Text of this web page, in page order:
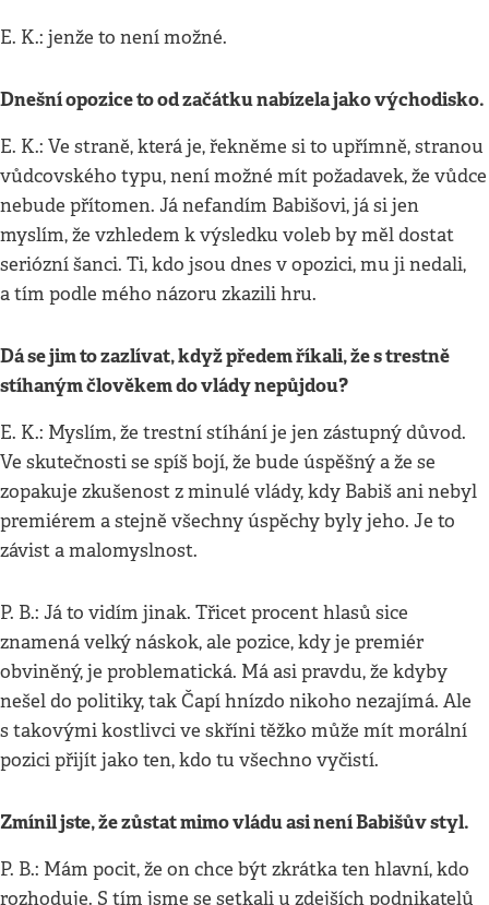
E. K.: jenže to není možné.
Dnešní opozice to od začátku nabízela jako východisko.
E. K.: Ve straně, která je, řekněme si to upřímně, stranou
vůdcovského typu, není možné mít požadavek, že vůdce
nebude přítomen. Já nefandím Babišovi, já si jen
myslím, že vzhledem k výsledku voleb by měl dostat
seriózní šanci. Ti, kdo jsou dnes v opozici, mu ji nedali,
a tím podle mého názoru zkazili hru.
Dá se jim to zazlívat, když předem říkali, že s trestně
stíhaným člověkem do vlády nepůjdou?
E. K.: Myslím, že trestní stíhání je jen zástupný důvod.
Ve skutečnosti se spíš bojí, že bude úspěšný a že se
zopakuje zkušenost z minulé vlády, kdy Babiš ani nebyl
premiérem a stejně všechny úspěchy byly jeho. Je to
závist a malomyslnost.
P. B.: Já to vidím jinak. Třicet procent hlasů sice
znamená velký náskok, ale pozice, kdy je premiér
obviněný, je problematická. Má asi pravdu, že kdyby
nešel do politiky, tak Čapí hnízdo nikoho nezajímá. Ale
s takovými kostlivci ve skříni těžko může mít morální
pozici přijít jako ten, kdo tu všechno vyčistí.
Zmínil jste, že zůstat mimo vládu asi není Babišův styl.
P. B.: Mám pocit, že on chce být zkrátka ten hlavní, kdo
rozhoduje. S tím jsme se setkali u zdejších podnikatelů